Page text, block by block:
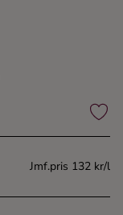
Jmf.pris 132 kr/l